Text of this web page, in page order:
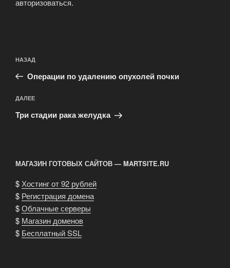
авторизоваться.
по
записям
Предыдущая
запись:
НАЗАД
Операции по удалению опухолей почки
Следующая
запись
ДАЛЕЕ
Три стадии рака желудка
МАГАЗИН ГОТОВЫХ САЙТОВ — MARTSITE.RU
$ Хостинг от 92 рублей
$ Регистрация домена
$Облачные серверы
$ Магазин доменов
$ Бесплатный SSL